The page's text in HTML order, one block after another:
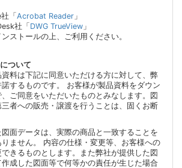
「 Acrobat Reader 」
社「 DWG TrueView 」
ストールの上、ご利用ください。
ついて
料は下記に同意いただける方に対して、弊
するものです。 お客様が製品資料をダウン
ご同意をいただいたものとみなします。図
者への販売・譲渡を行うことは、固くお断
面データは、実際の商品と一致することを
ません。 内容の仕様・変更等、お客様への
きるものとします。また弊社が提供した図
成した図面等で何等かの責任が生じた場合